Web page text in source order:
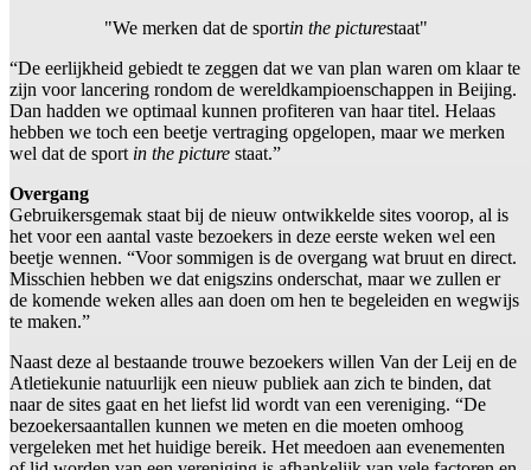
"We merken dat de sportin the picturestaat"
“De eerlijkheid gebiedt te zeggen dat we van plan waren om klaar te
zijn voor lancering rondom de wereldkampioenschappen in Beijing.
Dan hadden we optimaal kunnen profiteren van haar titel. Helaas
hebben we toch een beetje vertraging opgelopen, maar we merken
wel dat de sport in the picture staat.”
Overgang
Gebruikersgemak staat bij de nieuw ontwikkelde sites voorop, al is
het voor een aantal vaste bezoekers in deze eerste weken wel een
beetje wennen. “Voor sommigen is de overgang wat bruut en direct.
Misschien hebben we dat enigszins onderschat, maar we zullen er
de komende weken alles aan doen om hen te begeleiden en wegwijs
te maken.”
Naast deze al bestaande trouwe bezoekers willen Van der Leij en de
Atletiekunie natuurlijk een nieuw publiek aan zich te binden, dat
naar de sites gaat en het liefst lid wordt van een vereniging. “De
bezoekersaantallen kunnen we meten en die moeten omhoog
vergeleken met het huidige bereik. Het meedoen aan evenementen